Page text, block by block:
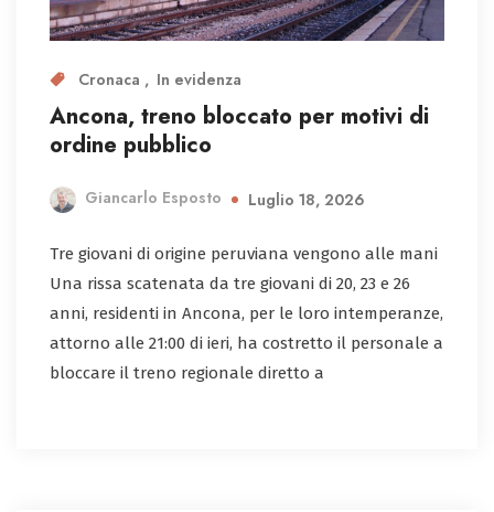
Cronaca In evidenza
Ancona, treno bloccato per motivi di
ordine pubblico
Giancarlo Esposto Luglio 18, 2026
Tre giovani di origine peruviana vengono alle mani
Una rissa scatenata da tre giovani di 20, 23 e 26
anni, residenti in Ancona, per le loro intemperanze,
attorno alle 21:00 di ieri, ha costretto il personale a
bloccare il treno regionale diretto a